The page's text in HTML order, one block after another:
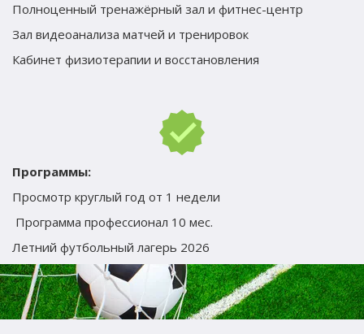
Полноценный тренажёрный зал и фитнес-центр
Зал видеоанализа матчей и тренировок
Кабинет физиотерапии и восстановления
Программы:
Просмотр круглый год от 1 недели
Программа профессионал 10 мес.
Летний футбольный лагерь 2026